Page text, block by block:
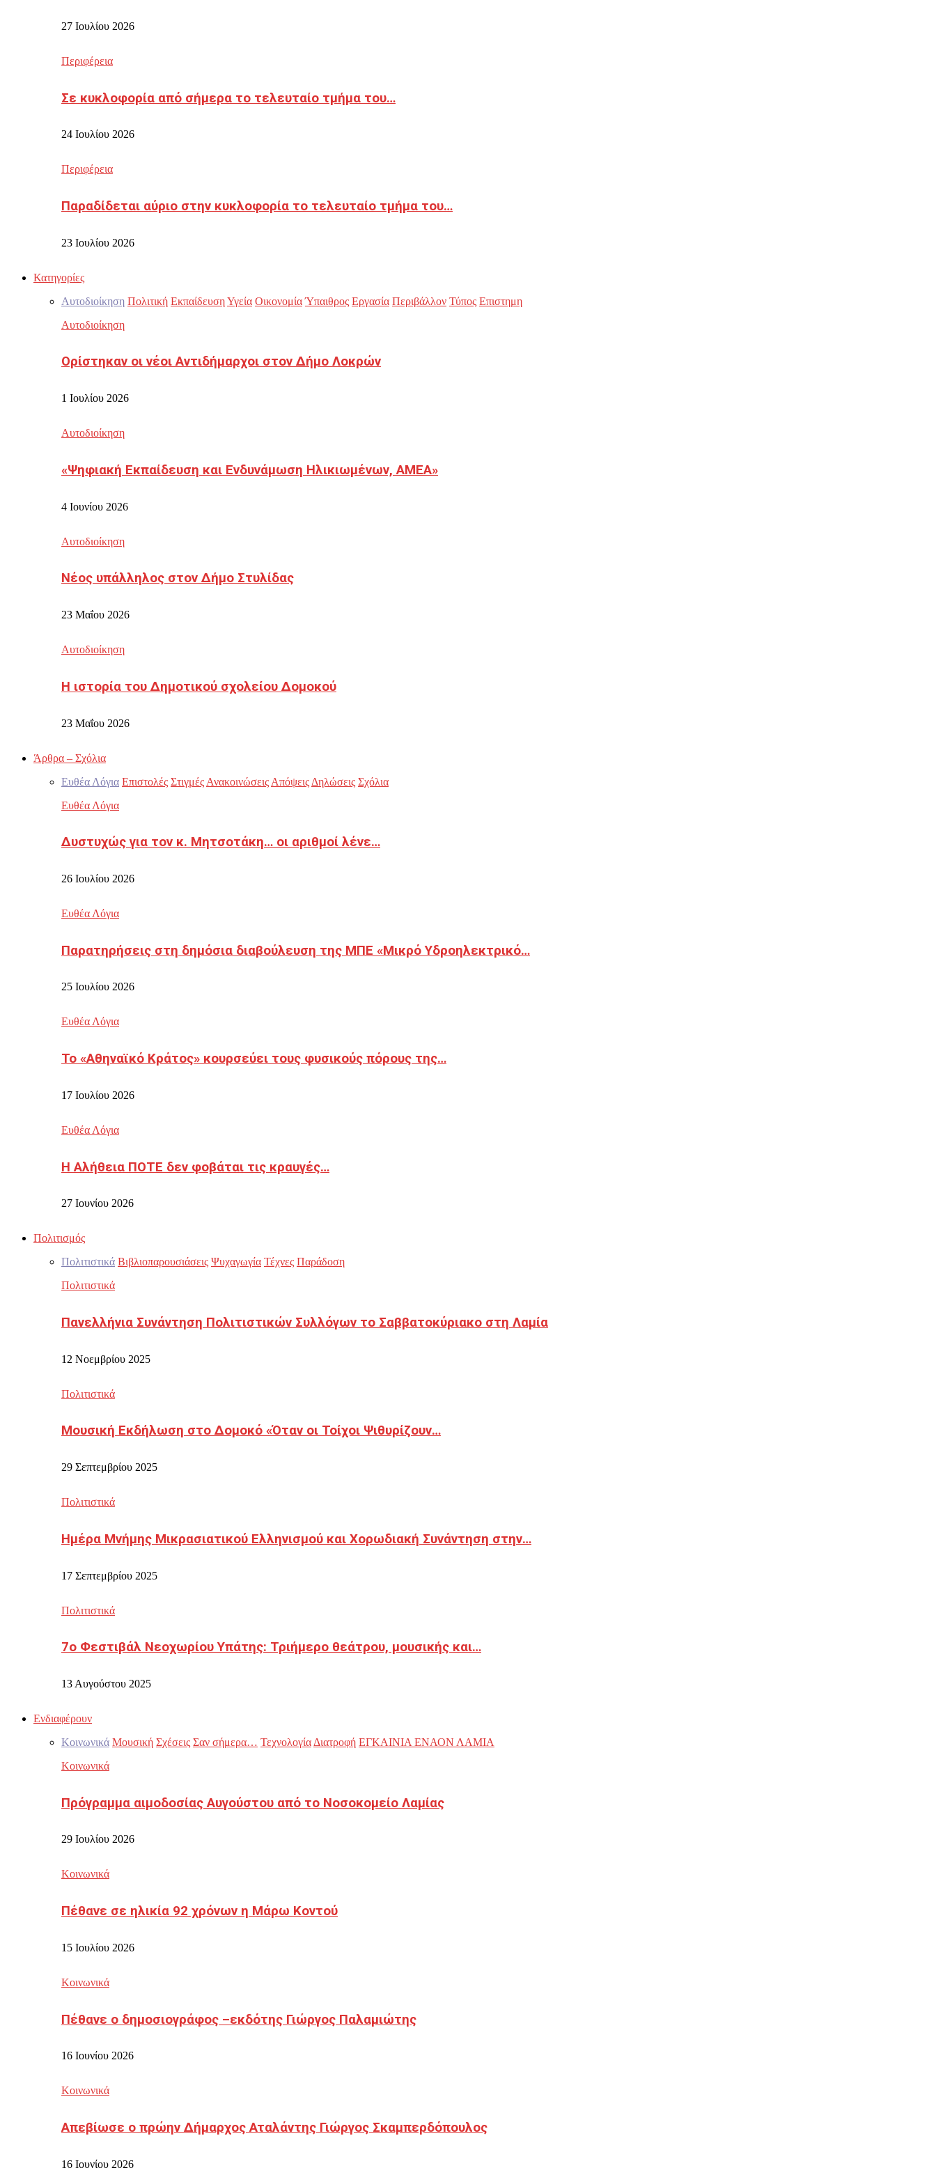
27 Ιουλίου 2026
Περιφέρεια
Σε κυκλοφορία από σήμερα το τελευταίο τμήμα του…
24 Ιουλίου 2026
Περιφέρεια
Παραδίδεται αύριο στην κυκλοφορία το τελευταίο τμήμα του…
23 Ιουλίου 2026
Κατηγορίες
Αυτοδιοίκηση Πολιτική ΕκπαίδευσηΥγεία Οικονομία Ύπαιθρος Εργασία Περιβάλλον Τύπος Επιστημη
Αυτοδιοίκηση
Ορίστηκαν οι νέοι Αντιδήμαρχοι στον Δήμο Λοκρών
1 Ιουλίου 2026
Αυτοδιοίκηση
«Ψηφιακή Εκπαίδευση και Ενδυνάμωση Ηλικιωμένων, ΑΜΕΑ»
4 Ιουνίου 2026
Αυτοδιοίκηση
Νέος υπάλληλος στον Δήμο Στυλίδας
23 Μαΐου 2026
Αυτοδιοίκηση
Η ιστορία του Δημοτικού σχολείου Δομοκού
23 Μαΐου 2026
Άρθρα – Σχόλια
Ευθέα Λόγια Επιστολές Στιγμές Ανακοινώσεις Απόψεις Δηλώσεις Σχόλια
Ευθέα Λόγια
Δυστυχώς για τον κ. Μητσοτάκη… οι αριθμοί λένε…
26 Ιουλίου 2026
Ευθέα Λόγια
Παρατηρήσεις στη δημόσια διαβούλευση της ΜΠΕ «Μικρό Υδροηλεκτρικό…
25 Ιουλίου 2026
Ευθέα Λόγια
Το «Αθηναϊκό Κράτος» κουρσεύει τους φυσικούς πόρους της…
17 Ιουλίου 2026
Ευθέα Λόγια
Η Αλήθεια ΠΟΤΕ δεν φοβάται τις κραυγές…
27 Ιουνίου 2026
Πολιτισμός
Πολιτιστικά Βιβλιοπαρουσιάσεις Ψυχαγωγία Τέχνες Παράδοση
Πολιτιστικά
Πανελλήνια Συνάντηση Πολιτιστικών Συλλόγων το Σαββατοκύριακο στη Λαμία
12 Νοεμβρίου 2025
Πολιτιστικά
Μουσική Εκδήλωση στο Δομοκό «Όταν οι Τοίχοι Ψιθυρίζουν…
29 Σεπτεμβρίου 2025
Πολιτιστικά
Ημέρα Μνήμης Μικρασιατικού Ελληνισμού και Χορωδιακή Συνάντηση στην…
17 Σεπτεμβρίου 2025
Πολιτιστικά
7ο Φεστιβάλ Νεοχωρίου Υπάτης: Τριήμερο θεάτρου, μουσικής και…
13 Αυγούστου 2025
Ενδιαφέρουν
Κοινωνικά Μουσική Σχέσεις Σαν σήμερα… Τεχνολογία Διατροφή ΕΓΚΑΙΝΙΑ ΕΝΑΟΝ ΛΑΜΙΑ
Κοινωνικά
Πρόγραμμα αιμοδοσίας Αυγούστου από το Νοσοκομείο Λαμίας
29 Ιουλίου 2026
Κοινωνικά
Πέθανε σε ηλικία 92 χρόνων η Μάρω Κοντού
15 Ιουλίου 2026
Κοινωνικά
Πέθανε ο δημοσιογράφος –εκδότης Γιώργος Παλαμιώτης
16 Ιουνίου 2026
Κοινωνικά
Απεβίωσε ο πρώην Δήμαρχος Αταλάντης Γιώργος Σκαμπερδόπουλος
16 Ιουνίου 2026